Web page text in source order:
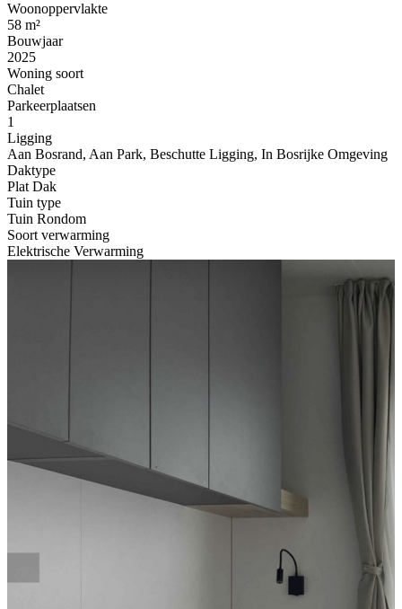
Woonoppervlakte
58 m²
Bouwjaar
2025
Woning soort
Chalet
Parkeerplaatsen
1
Ligging
Aan Bosrand, Aan Park, Beschutte Ligging, In Bosrijke Omgeving
Daktype
Plat Dak
Tuin type
Tuin Rondom
Soort verwarming
Elektrische Verwarming